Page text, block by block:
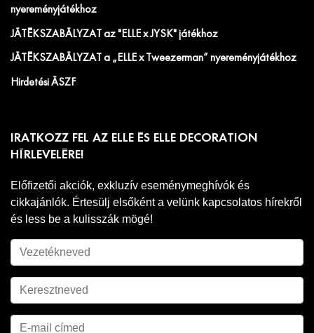
nyereményjátékhoz
JÁTÉKSZABÁLYZAT az "ELLE x JYSK" játékhoz
JÁTÉKSZABÁLYZAT a „ELLE x Tweezerman” nyereményjátékhoz
Hirdetési ÁSZF
IRATKOZZ FEL AZ ELLE ÉS ELLE DECORATION
HÍRLEVELÉRE!
Előfizetői akciók, exkluzív eseménymeghívók és
cikkajánlók. Értesülj elsőként a velünk kapcsolatos hírekről
és less be a kulisszák mögé!